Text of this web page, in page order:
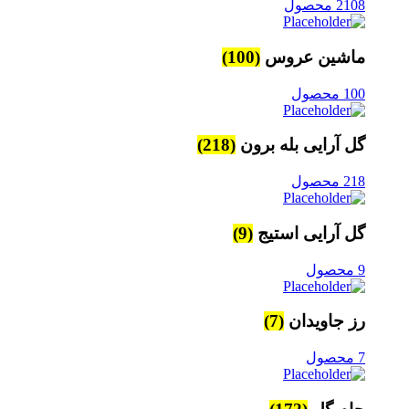
2108 محصول
ماشین عروس (100)
100 محصول
گل آرایی بله برون (218)
218 محصول
گل آرایی استیج (9)
9 محصول
رز جاویدان (7)
7 محصول